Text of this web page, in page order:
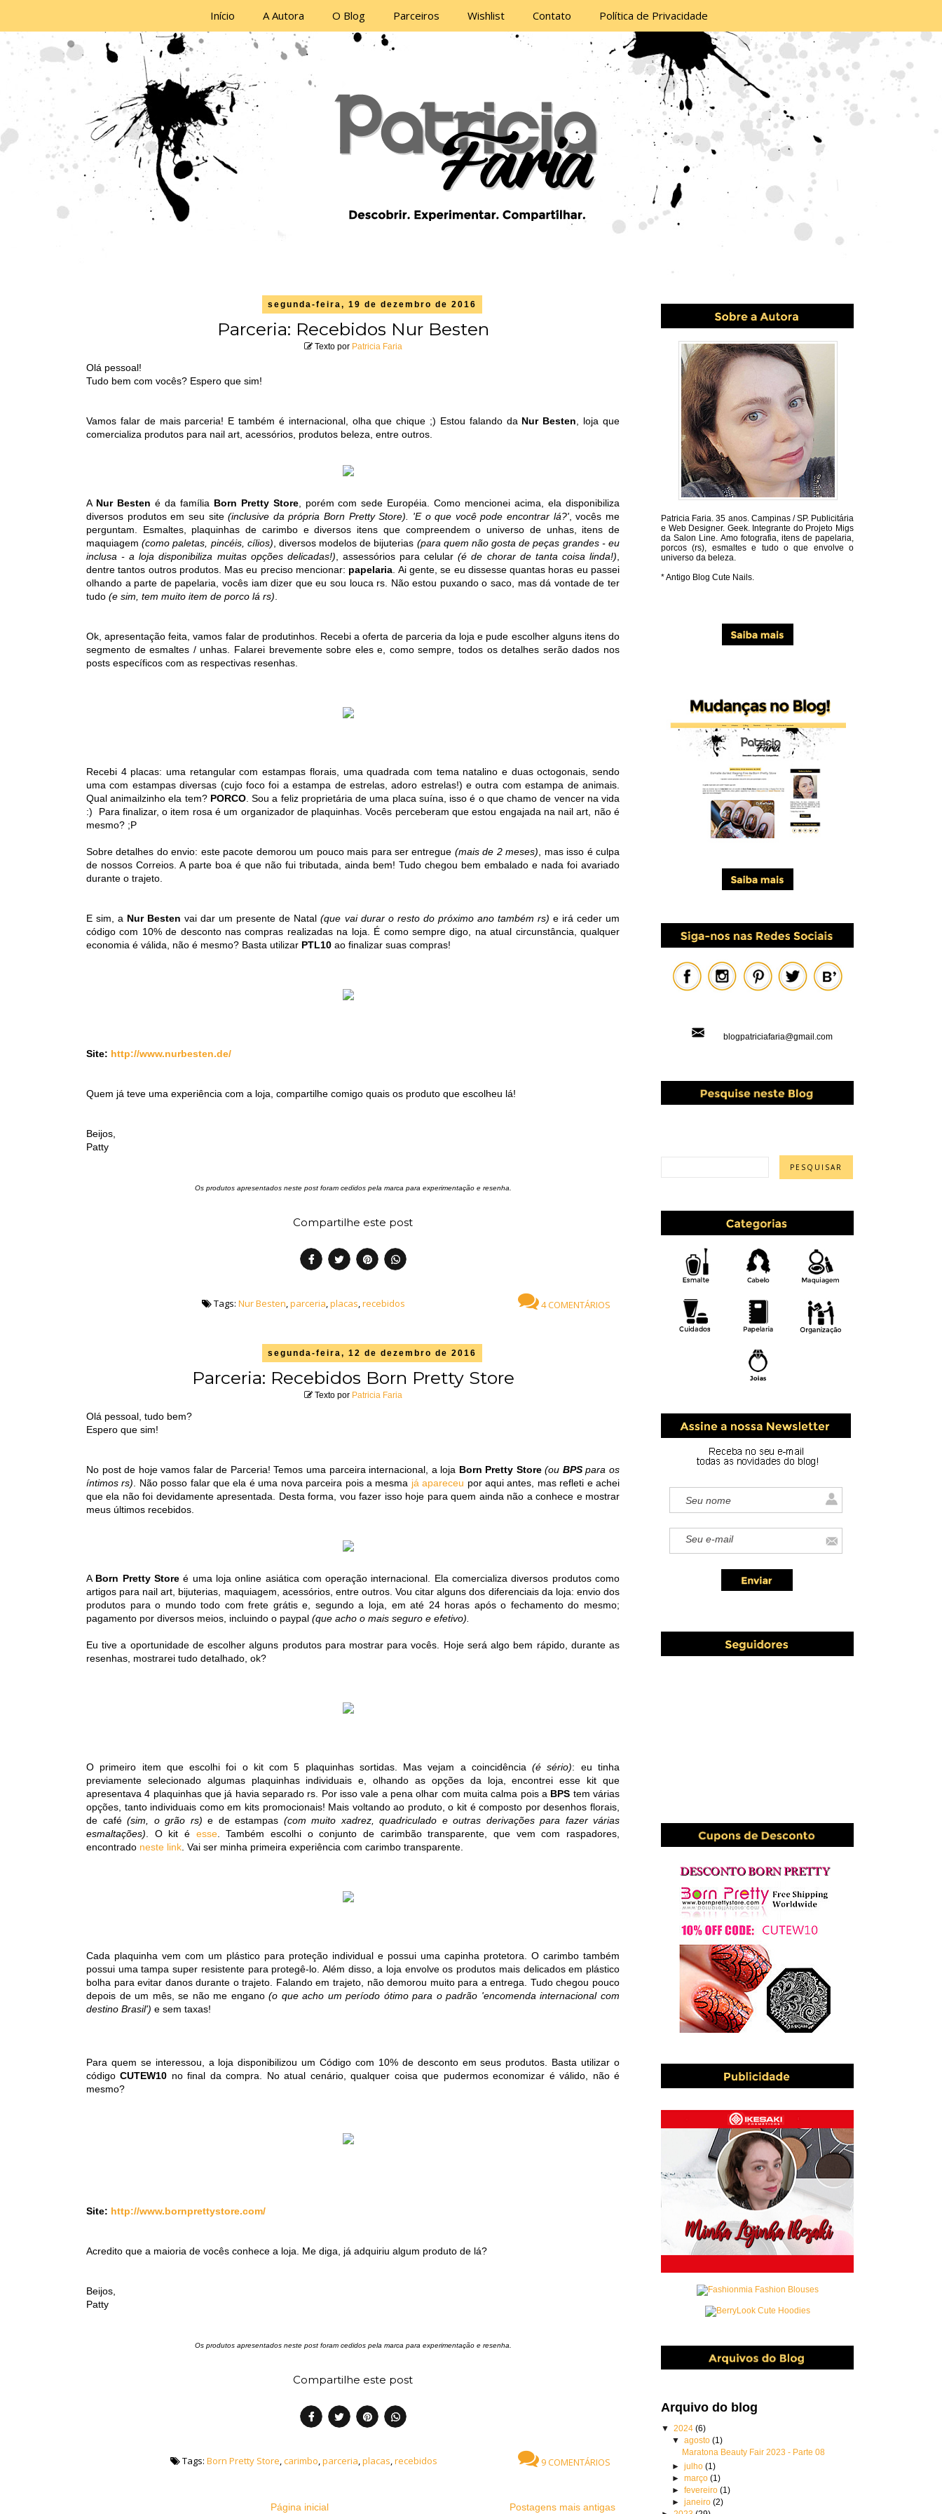
Início A Autora O Blog Parceiros Wishlist Contato Política de Privacidade
segunda-feira, 19 de dezembro de 2016
Parceria: Recebidos Nur Besten
Texto por Patricia Faria
Olá pessoal!
Tudo bem com vocês? Espero que sim!
Vamos falar de mais parceria! E também é internacional, olha que chique ;) Estou falando da Nur Besten , loja que
comercializa produtos para nail art, acessórios, produtos beleza, entre outros.
A Nur Besten é da família Born Pretty Store, porém com sede Européia. Como mencionei acima, ela disponibiliza
diversos produtos em seu site(inclusive da própria Born Pretty Store). 'E o que você pode encontrar lá?', vocês me
perguntam. Esmaltes, plaquinhas de carimbo e diversos itens que compreendem o universo de unhas, itens de
maquiagem(como paletas, pincéis, cílios) , diversos modelos de bijuterias (para quem não gosta de peças grandes - eu
inclusa - a loja disponibiliza muitas opções delicadas!) , assessórios para celular(é de chorar de tanta coisa linda!)
dentre tantos outros produtos. Mas eu preciso mencionar: papelaria . Ai gente, se eu dissesse quantas horas eu passei
olhando a parte de papelaria, vocês iam dizer que eu sou louca rs. Não estou puxando o saco, mas dá vontade de ter
tudo (e sim, tem muito item de porco lá rs)
Ok, apresentação feita, vamos falar de produtinhos. Recebi a oferta de parceria da loja e pude escolher alguns itens do
segmento de esmaltes / unhas. Falarei brevemente sobre eles e, como sempre, todos os detalhes serão dados nos
posts específicos com as respectivas resenhas.
Recebi 4 placas: uma retangular com estampas florais, uma quadrada com tema natalino e duas octogonais, sendo
uma com estampas diversas (cujo foco foi a estampa de estrelas, adoro estrelas!) e outra com estampa de animais.
Qual animailzinho ela tem? PORCO. Sou a feliz proprietária de uma placa suína, isso é o que chamo de vencer na vida
:) Para finalizar, o item rosa é um organizador de plaquinhas. Vocês perceberam que estou engajada na nail art, não é
mesmo? ;P
Sobre detalhes do envio: este pacote demorou um pouco mais para ser entregue (mais de 2 meses) , mas isso é culpa
de nossos Correios. A parte boa é que não fui tributada, ainda bem! Tudo chegou bem embalado e nada foi avariado
durante o trajeto.
E sim, a Nur Bestenvai dar um presente de Natal(que vai durar o resto do próximo ano também rs) e irá ceder um
código com 10% de desconto nas compras realizadas na loja. É como sempre digo, na atual circunstância, qualquer
economia é válida, não é mesmo? Basta utilizar PTL10 ao finalizar suas compras!
Site: http://www.nurbesten.de/
Quem já teve uma experiência com a loja, compartilhe comigo quais os produto que escolheu lá!
Beijos,
Patty
Os produtos apresentados neste post foram cedidos pela marca para experimentação e resenha.
Compartilhe este post
4 COMENTÁRIOS
Tags: Nur Besten,parceria,placas,recebidos
segunda-feira, 12 de dezembro de 2016
Parceria: Recebidos Born Pretty Store
Texto por Patricia Faria
Olá pessoal, tudo bem?
Espero que sim!
No post de hoje vamos falar de Parceria! Temos uma parceira internacional, a loja Born Pretty Store (ou BPSpara os
íntimos rs) . Não posso falar que ela é uma nova parceira pois a mesma já apareceu por aqui antes, mas refleti e achei
que ela não foi devidamente apresentada. Desta forma, vou fazer isso hoje para quem ainda não a conhece e mostrar
meus últimos recebidos.
A Born Pretty Storeé uma loja online asiática com operação internacional. Ela comercializa diversos produtos como
artigos para nail art, bijuterias, maquiagem, acessórios, entre outros. Vou citar alguns dos diferenciais da loja: envio dos
produtos para o mundo todo com frete grátis e, segundo a loja, em até 24 horas após o fechamento do mesmo;
pagamento por diversos meios, incluindo o paypal (que acho o mais seguro e efetivo).
Eu tive a oportunidade de escolher alguns produtos para mostrar para vocês. Hoje será algo bem rápido, durante as
resenhas, mostrarei tudo detalhado, ok?
O primeiro item que escolhi foi o kit com 5 plaquinhas sortidas. Mas vejam a coincidência(é sério): eu tinha
previamente selecionado algumas plaquinhas individuais e, olhando as opções da loja, encontrei esse kit que
apresentava 4 plaquinhas que já havia separado rs. Por isso vale a pena olhar com muita calma pois a BPS tem várias
opções, tanto individuais como em kits promocionais! Mais voltando ao produto, o kit é composto por desenhos florais,
de café (sim, o grão rs) e de estampas (com muito xadrez, quadriculado e outras derivações para fazer várias
esmaltações) . O kit é esse. Também escolhi o conjunto de carimbão transparente, que vem com raspadores,
encontrado neste link . Vai ser minha primeira experiência com carimbo transparente.
Cada plaquinha vem com um plástico para proteção individual e possui uma capinha protetora. O carimbo também
possui uma tampa super resistente para protegê-lo. Além disso, a loja envolve os produtos mais delicados em plástico
bolha para evitar danos durante o trajeto. Falando em trajeto, não demorou muito para a entrega. Tudo chegou pouco
depois de um mês, se não me engano(o que acho um período ótimo para o padrão 'encomenda internacional com
destino Brasil') e sem taxas!
Para quem se interessou, a loja disponibilizou um Código com 10% de desconto em seus produtos. Basta utilizar o
códigoCUTEW10 no final da compra. No atual cenário, qualquer coisa que pudermos economizar é válido, não é
mesmo?
Site: http://www.bornprettystore.com/
Acredito que a maioria de vocês conhece a loja. Me diga, já adquiriu algum produto de lá?
Beijos,
Patty
Os produtos apresentados neste post foram cedidos pela marca para experimentação e resenha.
Compartilhe este post
9 COMENTÁRIOS
Tags: Born Pretty Store,carimbo,parceria,placas,recebidos
Postagens mais antigas
Página inicial
Patricia Faria.35 anos. Campinas / SP. Publicitária
e Web Designer. Geek. Integrante do Projeto Migs
da Salon Line. Amo fotografia, itens de papelaria,
porcos (rs), esmaltes e tudo o que envolve o
universo da beleza.
* Antigo Blog Cute Nails.
blogpatriciafaria@gmail.com
Arquivo do blog
▼2024(6)
▼ agosto (1)
Maratona Beauty Fair 2023 - Parte 08
► julho (1)
► março (1)
► fevereiro (1)
► janeiro (2)